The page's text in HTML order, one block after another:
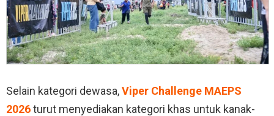
Selain kategori dewasa,Viper Challenge MAEPS
2026turut menyediakan kategori khas untuk kanak-